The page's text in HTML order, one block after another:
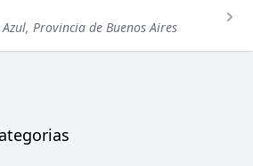
Provincia de Buenos Aires